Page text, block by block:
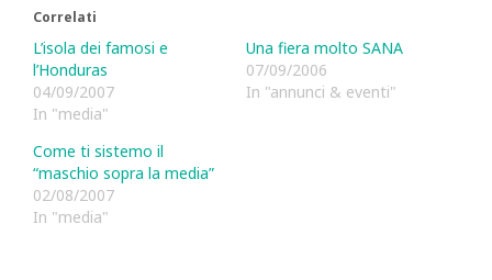
Correlati
L’isola dei famosi e
l’Honduras
04/09/2007
In "media"
Una fiera molto SANA
07/09/2006
In "annunci & eventi"
Come ti sistemo il
“maschio sopra la media”
02/08/2007
In "media"